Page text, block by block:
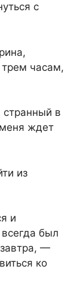
с
трем часам,
в
ждет
из
и
был
—
ко